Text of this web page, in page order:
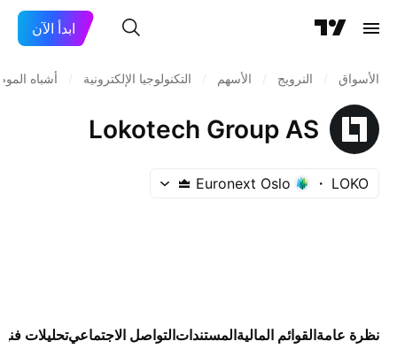
ابدأ الآن
الأسواق النرويج الأسهم التكنولوجيا الإلكترونية أشباه
Lokotech Group AS
LOKO
Euronext Oslo
نظرة عامةالقوائم الماليةالمستنداتالتواصل الاجتماعيتحليلات